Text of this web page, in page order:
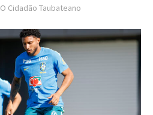
O Cidadão Taubateano